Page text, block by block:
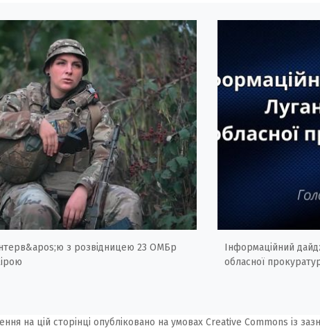
з розвідницею 23 ОМБр
Інформаційний
обласної
на цій сторінці опубліковано на умовах Creative Commons із